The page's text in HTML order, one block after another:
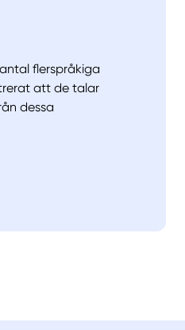
flerspråkiga
att de talar
dessa